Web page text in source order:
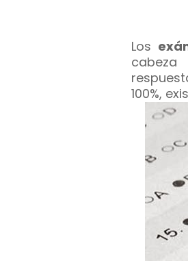
Los
100%,